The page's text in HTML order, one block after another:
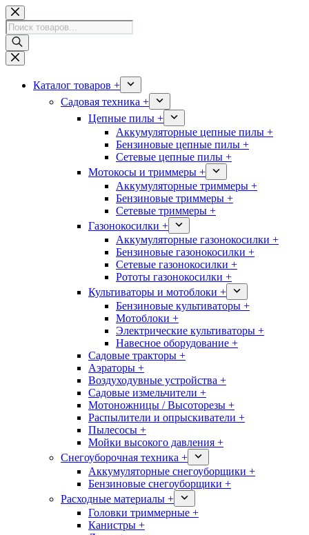
Перейти
к
сути
Поиск
товаров
Каталог товаров +
Садовая техника +
Цепные пилы +
Аккумуляторные цепные пилы +
Бензиновые цепные пилы +
Сетевые цепные пилы +
Мотокосы и триммеры +
Аккумуляторные триммеры +
Бензиновые триммеры +
Сетевые триммеры +
Газонокосилки +
Аккумуляторные газонокосилки +
Бензиновые газонокосилки +
Сетевые газонокосилки +
Рототы газонокосилки +
Культиваторы и мотоблоки +
Бензиновые культиваторы +
Мотоблоки +
Электрические культиваторы +
Навесное оборудование +
Садовые тракторы +
Аэраторы +
Воздуходувные устройства +
Садовые измельчители +
Мотоножницы / Высоторезы +
Распылители и опрыскиватели +
Пылесосы +
Мойки высокого давления +
Снегоуборочная техника +
Аккумуляторные снегоуборщики +
Бензиновые снегоуборщики +
Расходные материалы +
Головки триммерные +
Канистры +